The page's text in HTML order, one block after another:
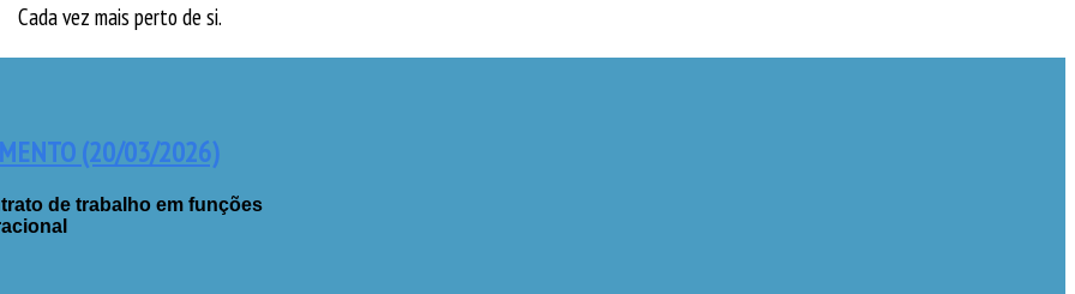
Cada vez mais perto de si.
(20/03/2026)
de trabalho em funções